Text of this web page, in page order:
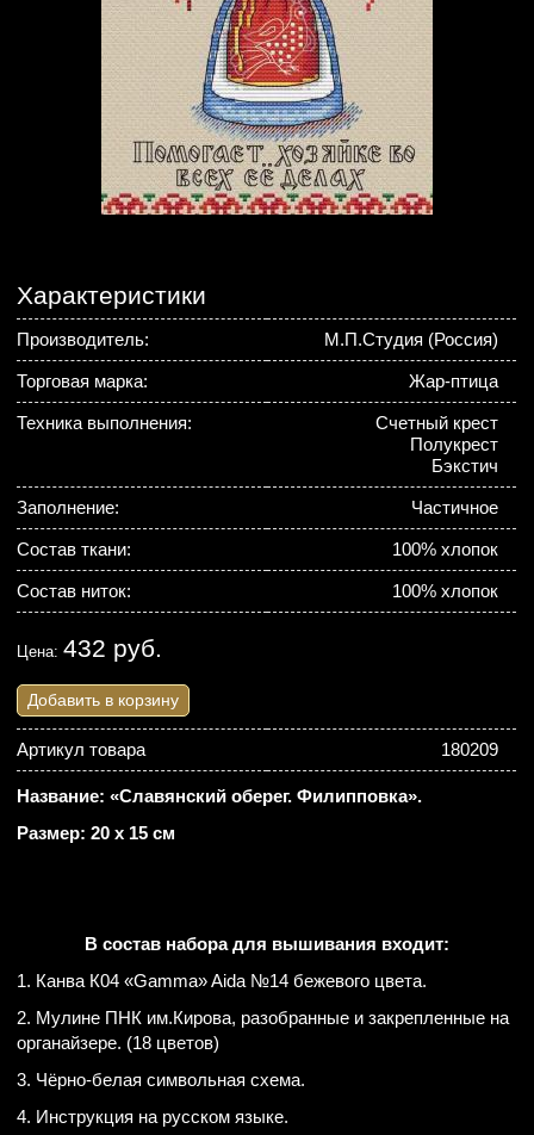
Характеристики
Производитель: М.П.Студия (Россия)
Торговая марка: Жар-птица
Техника выполнения:
Счетный крест
Полукрест
Бэкстич
Заполнение: Частичное
Состав ткани: 100% хлопок
Состав ниток: 100% хлопок
Цена:432 руб.
Добавить в корзину
Артикул товара 180209
Название: «Славянский оберег. Филипповка».
Размер: 20 х 15 см
В состав набора для вышивания входит:
1. Канва К04 «Gamma» Aida №14 бежевого цвета.
2. Мулине ПНК им.Кирова, разобранные и закрепленные на
органайзере. (18 цветов)
3. Чёрно-белая символьная схема.
4. Инструкция на русском языке.